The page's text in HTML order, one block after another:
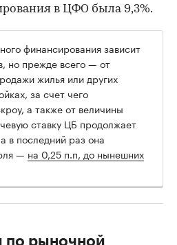
в ЦФО была 9,3%.
финансирования зависит
но прежде всего — от
жилья или других
за счет чего
а также от величины
ставку ЦБ продолжает
в последний раз она
— на 0,25 п.п, до нынешних
по рыночной